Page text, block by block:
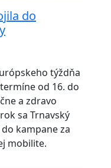
do
týždňa
od 16. do
a zdravo
sa Trnavský
kampane za
mobilite.